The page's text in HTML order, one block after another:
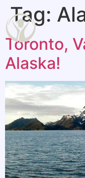
Tag:
Toronto,
Alaska!